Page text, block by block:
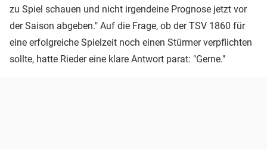
zu Spiel schauen und nicht irgendeine Prognose jetzt vor
der Saison abgeben." Auf die Frage, ob der TSV 1860 für
eine erfolgreiche Spielzeit noch einen Stürmer verpflichten
sollte, hatte Rieder eine klare Antwort parat: "Gerne."